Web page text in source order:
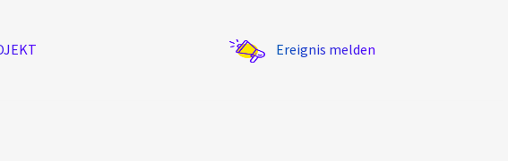
Ereignis melden